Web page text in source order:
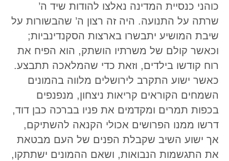
כוהני כנסיית המדינה נאלצו להודות שיד ה’
שרתה על התנועה. היה זה רצון ה’ שהבשורות על
שיבת המושיע יתבשרו בארצות הסקנדינביות;
וכאשר קולם של משרתיו הושתק, הוא הפיח את
רוח קודשו בילדים, וזאת כדי שהמלאכה תתבצע.
כאשר ישוע התקרב לירושלים מלווה בהמונים
השמחים הקוראים קריאות ניצחון, מנפנפים
בכפות תמרים ומקדמים את פניו בברכה כבן דוד,
דרשו ממנו הפרושים אכולי הקנאה להשתיקם,
אך ישוע השיב שקבלת הפנים של העם מבטאת
את התגשמות הנבואות, ושאם ההמונים ישתתקו,